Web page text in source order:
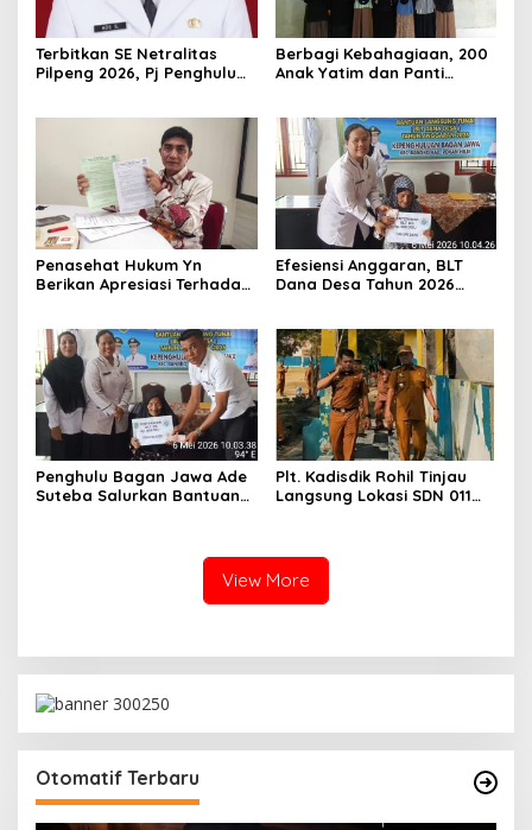
Terbitkan SE Netralitas
Pilpeng 2026, Pj Penghulu
Berbagi Kebahagiaan, 200
Anak Yatim dan Panti
Malam Batu Enam
Penasehat Hukum Yn
Berikan Apresiasi Terhadap
Efesiensi Anggaran, BLT
Dana Desa Tahun 2026
Bulan
Penghulu Bagan Jawa Ade
Suteba Salurkan Bantuan
Plt. Kadisdik Rohil Tinjau
Langsung Lokasi SDN 011
View More
Otomatif Terbaru